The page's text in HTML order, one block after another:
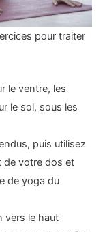
pour traiter
le ventre, les
le sol, sous les
puis utilisez
de votre dos et
de yoga du
vers le haut